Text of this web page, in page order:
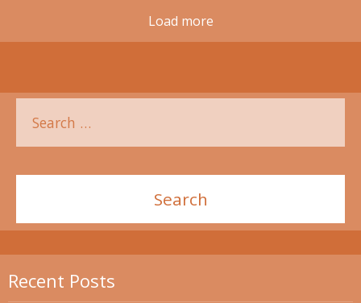
Load more
Recent Posts